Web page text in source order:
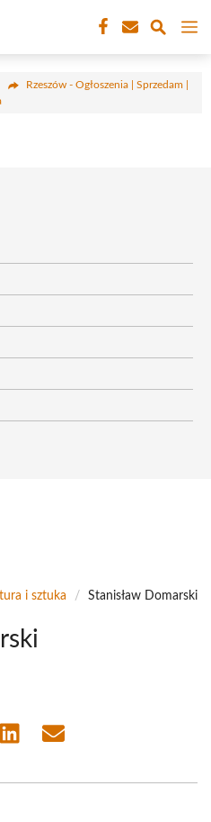
Rzeszów - Ogłoszenia | Sprzedam |
i sztuka / Stanisław Domarski
Share Share